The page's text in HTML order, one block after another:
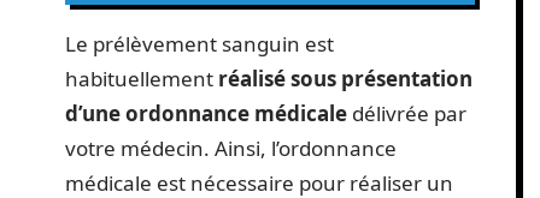
Le prélèvement sanguin est
habituellement réalisé sous présentation
d’une ordonnance médicale délivrée par
votre médecin. Ainsi, l’ordonnance
médicale est nécessaire pour réaliser un